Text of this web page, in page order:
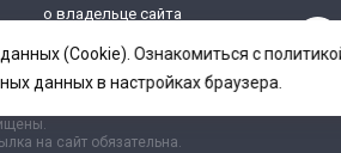
о владельце сайта
персональных данных
на сайт обязательна.
(Cookie). Ознакомиться с
данных в настройках браузера.